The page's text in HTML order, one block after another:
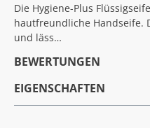
Die Hygiene-Plus
hautfreundliche Handseife.
und läss…
BEWERTUNGEN
EIGENSCHAFTEN